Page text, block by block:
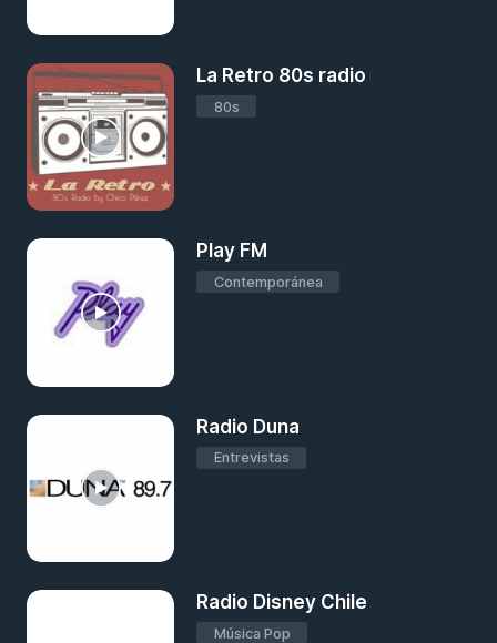
La Retro 80s radio
80s
Play FM
Contemporánea
Radio Duna
Entrevistas
Radio Disney Chile
Música Pop